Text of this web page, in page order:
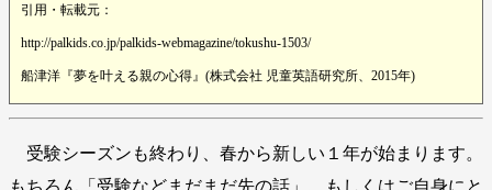
引用・転載元：
http://palkids.co.jp/palkids-webmagazine/tokushu-1503/
船津洋『夢を叶える親の心得』(株式会社 児童英語研究所、2015年)
受験シーズンも終わり、春から新しい１年が始まります。
もちろん「受験などまだまだ先の話」、もしくはご自身にと